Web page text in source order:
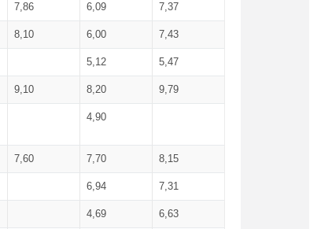
7,86 6,09 7,37
8,10 6,00 7,43
5,12 5,47
9,10 8,20 9,79
4,90
7,60 7,70 8,15
6,94 7,31
4,69 6,63